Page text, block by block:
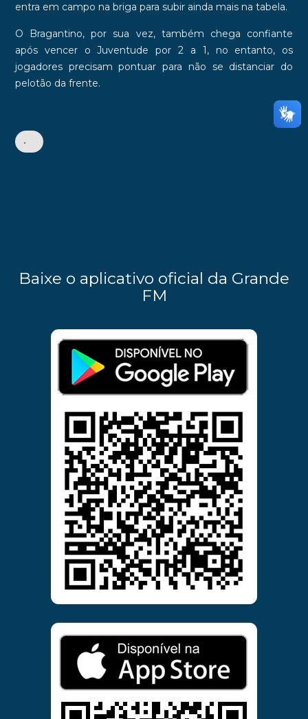
entra em campo na briga para subir ainda mais na tabela.
O Bragantino, por sua vez, também chega confiante
após vencer oJuventudepor 2 a 1 , no entanto, os
jogadores precisam pontuar para não se distanciar do
pelotão da frente.
•
Baixe o aplicativo oficial da Grande
FM